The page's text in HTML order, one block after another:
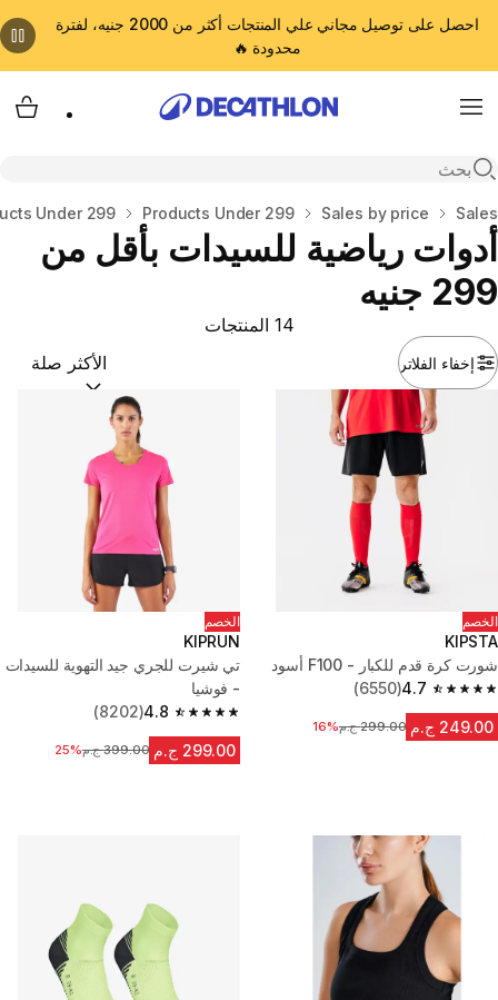
احصل على توصيل مجاني علي المنتجات أكثر من 2000 جنيه، لفترة
محدودة 🔥
Menu
Open search
المنزل
Sales
Sales by price
Products Under 299
Under 299
أدوات رياضية للسيدات بأقل من
299 جنيه
إخفاء الفلاتر
14 المنتجات
ترتيب حسب:
الخصم
KIPSTA
شورت كرة قدم للكبار - F100 أسود
4.7
4.7 out of 5 stars from 6550 reviews
(6550)
249.00 ج.م السعر قبل التخفيض
299.00 ج.م 16%
الخصم
KIPRUN
تي شيرت للجري جيد التهوية للسيدات
- فوشيا
4.8
4.8 out of 5 stars from 8202 reviews
(8202)
299.00 ج.م السعر قبل التخفيض
399.00 ج.م 25%